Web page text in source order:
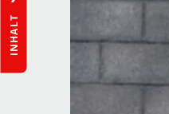
INHALT